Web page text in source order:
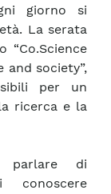
giorno si
La serata
“Co.Science
society”,
per un
ricerca e la
parlare di